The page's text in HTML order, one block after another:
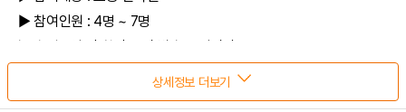
▶ 참여인원 : 4명 ~ 7명
▶ 수업 2일 전 확정 문자 발송 드립니다.
▶ 수업 1일 전 상세 안내 문자 드립니다.
* 수업 이틀 전 17시까지 확정 안내 문자를 받지 못하는 경우
상세정보 더보기